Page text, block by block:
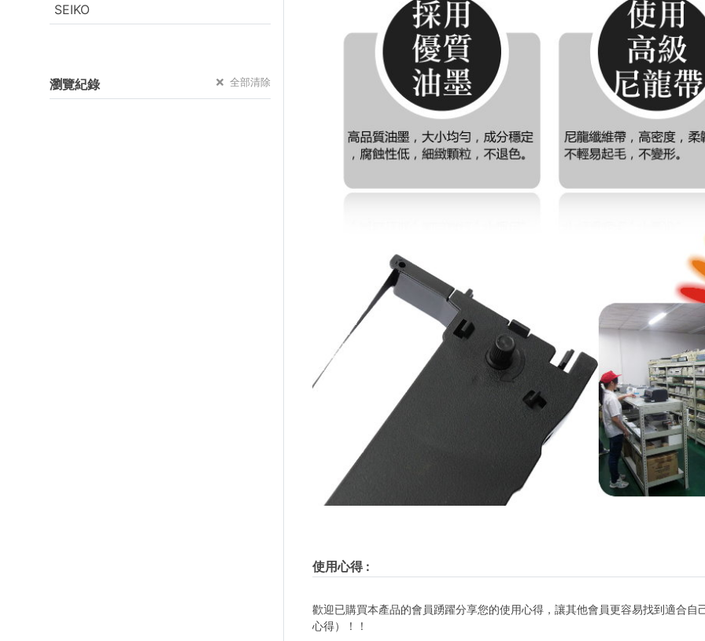
SEIKO
瀏覽紀錄 全部清除
使用心得:
歡迎已購買本產品的會員踴躍分享您的使用心得，讓其他會員更容易找到適合
心得）！！